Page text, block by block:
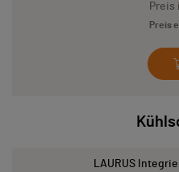
LAURUS
Preis
Preis